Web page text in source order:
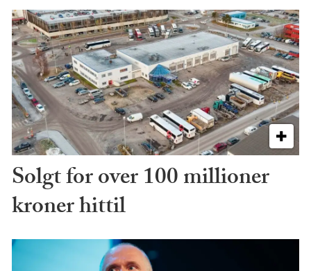
Solgt for over 100 millioner
kroner hittil